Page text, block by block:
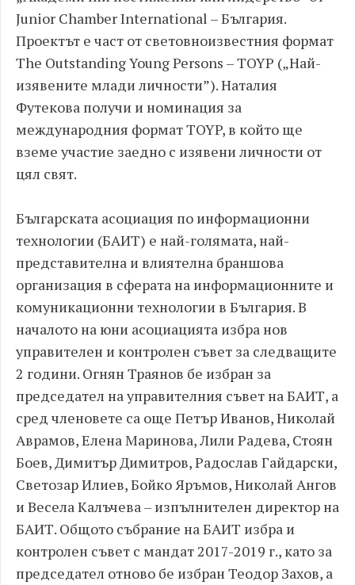
Junior Chamber International – България.
Проектът е част от световноизвестния формат
The Outstanding Young Persons – TOYP („Най-
изявените млади личности”). Наталия
Футекова получи и номинация за
международния формат TOYP, в който ще
вземе участие заедно с изявени личности от
цял свят.
Българската асоциация по информационни
технологии (БАИТ) е най-голямата, най-
представителна и влиятелна браншова
организация в сферата на информационните и
комуникационни технологии в България. В
началото на юни асоциацията избра нов
управителен и контролен съвет за следващите
2 години. Огнян Траянов бе избран за
председател на управителния съвет на БАИТ, а
сред членовете са още Петър Иванов, Николай
Аврамов, Елена Маринова, Лили Радева, Стоян
Боев, Димитър Димитров, Радослав Гайдарски,
Светозар Илиев, Бойко Яръмов, Николай Ангов
и Весела Калъчева – изпълнителен директор на
БАИТ. Общото събрание на БАИТ избра и
контролен съвет с мандат 2017-2019 г., като за
председател отново бе избран Теодор Захов, а